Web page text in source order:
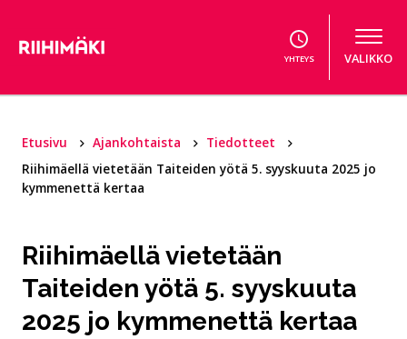
YHTEYS VALIKKO
Etusivu Ajankohtaista
Tiedotteet
Riihimäellä vietetään Taiteiden yötä 5. syyskuuta 2025 jo
kymmenettä kertaa
Riihimäellä vietetään
Taiteiden yötä 5. syyskuuta
2025 jo kymmenettä kertaa